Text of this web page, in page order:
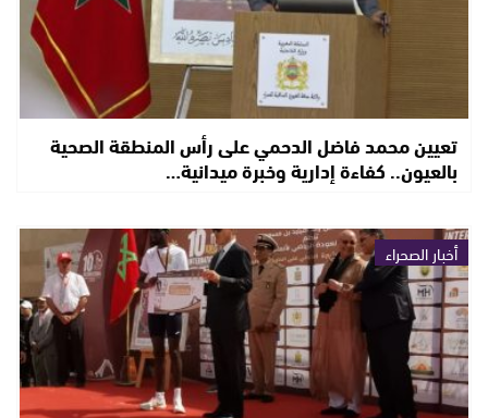
تعيين محمد فاضل الدحمي على رأس المنطقة الصحية
بالعيون.. كفاءة إدارية وخبرة ميدانية…
أخبار الصحراء